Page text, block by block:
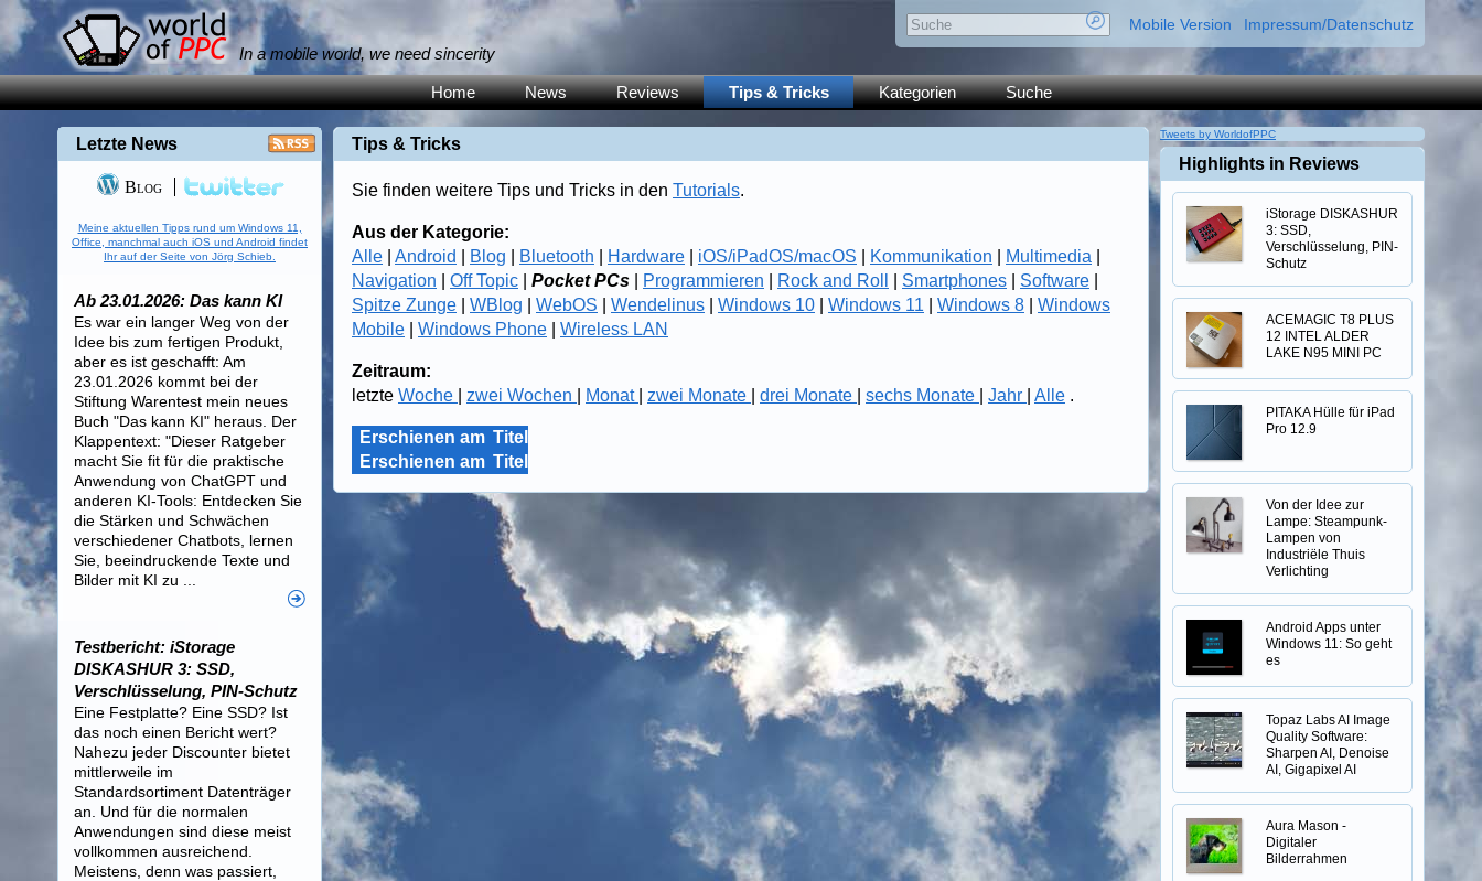
In a mobile world, we need sincerity
Mobile Version Impressum/Datenschutz
Home News Reviews Tips & Tricks Kategorien Suche
Tips & Tricks
Sie finden weitere Tips und Tricks in den Tutorials.
Aus der Kategorie:
Alle
Android Blog Bluetooth Hardware iOS/iPadOS/macOS Kommunikation Multimedia
Navigation
Off Topic Pocket PCs Programmieren Rock and Roll Smartphones Software
Spitze Zunge
WBlog WebOS Wendelinus Windows 10 Windows 11 Windows 8
Windows
Mobile
Windows Phone Wireless LAN
Zeitraum:
letzte Woche zwei Wochen Monat zwei Monate drei Monate sechs Monate Jahr Alle .
Erschienen am Titel
Erschienen am Titel
Letzte News
Blog
Meine aktuellen Tipps rund um Windows 11,
Office, manchmal auch iOS und Android findet
Ihr auf der Seite von Jörg Schieb.
Ab 23.01.2026: Das kann KI
Es war ein langer Weg von der
Idee bis zum fertigen Produkt,
aber es ist geschafft: Am
23.01.2026 kommt bei der
Stiftung Warentest mein neues
Buch "Das kann KI" heraus. Der
Klappentext: "Dieser Ratgeber
macht Sie fit für die praktische
Anwendung von ChatGPT und
anderen KI-Tools: Entdecken Sie
die Stärken und Schwächen
verschiedener Chatbots, lernen
Sie, beeindruckende Texte und
Bilder mit KI zu ...
Testbericht: iStorage
DISKASHUR 3: SSD,
Verschlüsselung, PIN-Schutz
Eine Festplatte? Eine SSD? Ist
das noch einen Bericht wert?
Nahezu jeder Discounter bietet
mittlerweile im
Standardsortiment Datenträger
an. Und für die normalen
Anwendungen sind diese meist
vollkommen ausreichend.
Meistens, denn was passiert,
Tweets by WorldofPPC
Highlights in Reviews
iStorage DISKASHUR
3: SSD,
Verschlüsselung, PIN-
Schutz
ACEMAGIC T8 PLUS
12 INTEL ALDER
LAKE N95 MINI PC
PITAKA Hülle für iPad
Pro 12.9
Von der Idee zur
Lampe: Steampunk-
Lampen von
Industriële Thuis
Verlichting
Android Apps unter
Windows 11: So geht
es
Topaz Labs AI Image
Quality Software:
Sharpen AI, Denoise
AI, Gigapixel AI
Aura Mason -
Digitaler
Bilderrahmen